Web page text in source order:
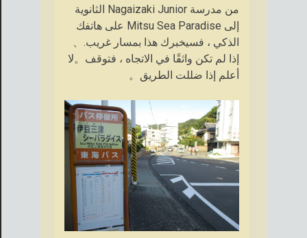
من مدرسة Nagaizaki Junior الثانوية
إلى Mitsu Sea Paradise على هاتفك
الذكي ، فسيخبرك هذا بمسار غريب.、
إذا لم تكن واثقًا في الاتجاه ، فتوقف。لا
أعلم إذا ضللت الطريق。